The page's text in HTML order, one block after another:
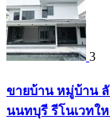
3
ขายบ้าน หมู่บ้าน
นนทบุรี รีโนเวทให